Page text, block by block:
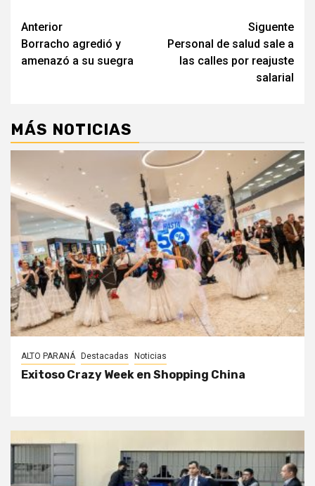
Navegación
de
Anterior
Borracho agredió y
amenazó a su suegra
Siguente
Personal de salud sale a
las calles por reajuste
salarial
MÁS NOTICIAS
ALTO PARANÁ Destacadas Noticias
Exitoso Crazy Week en Shopping China